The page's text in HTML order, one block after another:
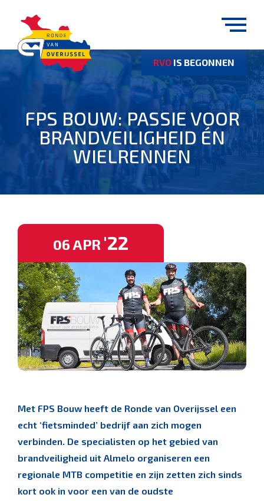
FPS BOUW: PASSIE VOOR
BRANDVEILIGHEID ÉN
WIELRENNEN
RVO IS BEGONNEN
06 APR '22
Met FPS Bouw heeft de Ronde van Overijssel een
echt ‘fietsminded’ bedrijf aan zich mogen
verbinden. De specialisten op het gebied van
brandveiligheid uit Almelo organiseren een
regionale MTB competitie en zijn zetten zich sinds
kort ook in voor een van de oudste